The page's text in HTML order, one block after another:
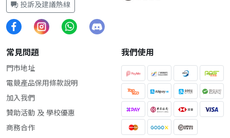
投訴及建議熱線
常見問題
門市地址
電競產品保用條款說明
加入我們
贊助活動 及 學校優惠
商務合作
我們使用